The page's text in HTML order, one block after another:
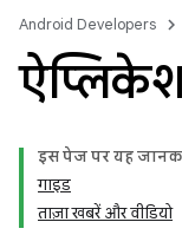
Android Developers
इस पेज पर, यह
गाइड
ताज़ा खबरें और वीडियो